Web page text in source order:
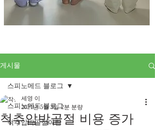
게시물
스피노메드 블로그
척추압박골절이란
스피노메드 블로그
척추압박골절 비용 증가
세영 이
2021년 5월 3일 2분 분량